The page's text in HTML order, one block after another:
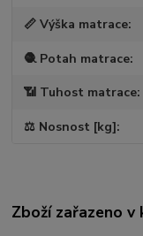
📏 Výška matrace
🧶 Potah matrace
📶 Tuhost matrace
⚖️ Nosnost [kg]
Zboží zařazeno v